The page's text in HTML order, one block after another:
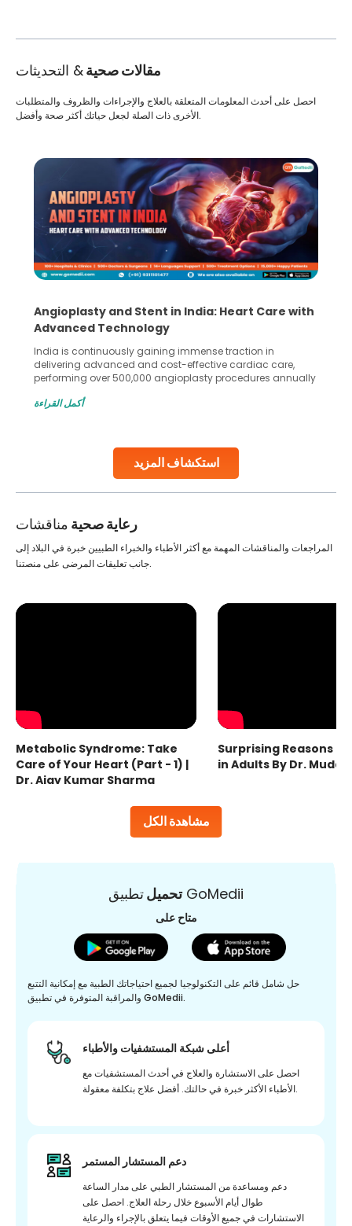
مقالات صحية& التحديثات
استكشاف المزيد
احصل على أحدث المعلومات المتعلقة بالعلاج والإجراءات والظروف والمتطلبات
الأخرى ذات الصلة لجعل حياتك أكثر صحة وأفضل.
Angioplasty and Stent in India: Heart Care with
Advanced Technology
India is continuously gaining immense traction in
delivering advanced and cost-effective cardiac care,
performing over 500,000 angioplasty procedures annually
globe are searching for treatments like angioplasty and
Studies, such as one published
أكمل القراءة
رعاية صحية مناقشات
مشاهدة الكل
المراجعات والمناقشات المهمة مع أكثر الأطباء والخبراء الطبيين خبرة في البلاد إلى
جانب تعليقات المرضى على منصتنا.
Metabolic Syndrome: Take
Care of Your Heart (Part - 1) |
Dr. Ajay Kumar Sharma
Surprising Reasons
in Adults By Dr.
تحميلتطبيق GoMedii
متاح على
حل شامل قائم على التكنولوجيا لجميع احتياجاتك الطبية مع إمكانية التتبع
والمراقبة المتوفرة في تطبيق GoMedii.
أعلى شبكة المستشفيات والأطباء
احصل على الاستشارة والعلاج في أحدث المستشفيات مع
الأطباء الأكثر خبرة في حالتك. أفضل علاج بتكلفة معقولة.
دعم المستشار المستمر
دعم ومساعدة من المستشار الطبي على مدار الساعة
طوال أيام الأسبوع خلال رحلة العلاج. احصل على
الاستشارات في جميع الأوقات فيما يتعلق بالإجراء والرعاية